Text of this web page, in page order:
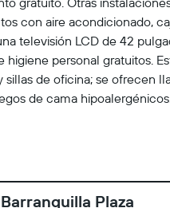
con aire acondicionado,
televisión LCD de 42
personal gratuitos.
de oficina; se ofrecen
de cama
Plaza